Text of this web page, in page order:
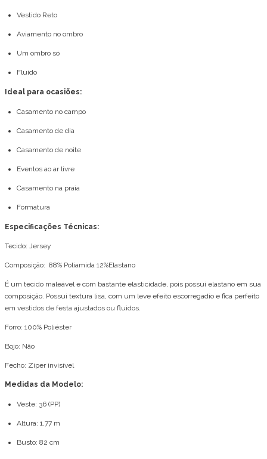
Vestido Reto
Aviamento no ombro
Um ombro só
Fluido
Ideal para ocasiões:
Casamento no campo
Casamento de dia
Casamento de noite
Eventos ao ar livre
Casamento na praia
Formatura
Especificações Técnicas:
Tecido: Jersey
Composição: 88% Poliamida 12%Elastano
É um tecido maleável e com bastante elasticidade, pois possui elastano em sua
composição. Possui textura lisa, com um leve efeito escorregadio e fica perfeito
em vestidos de festa ajustados ou fluidos.
Forro: 100% Poliéster
Bojo: Não
Fecho: Zíper invisível
Medidas da Modelo:
Veste: 36 (PP)
Altura: 1,77 m
Busto: 82 cm